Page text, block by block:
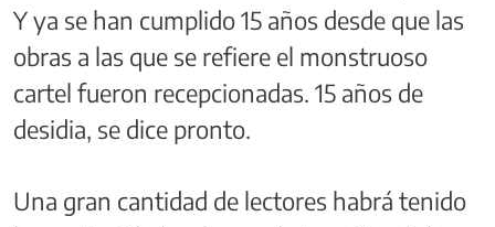
Y ya se han cumplido 15 años desde que las
obras a las que se refiere el monstruoso
cartel fueron recepcionadas. 15 años de
desidia, se dice pronto.
Una gran cantidad de lectores habrá tenido